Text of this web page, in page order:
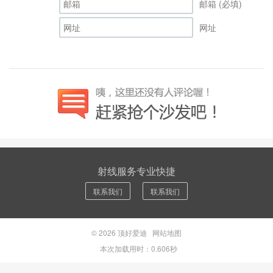
邮箱 (必填)
网址
射线服务专业快捷
联系我们 联系我们
© 2026 顶好爱迪
网站地图
本次加载用时：0.606秒